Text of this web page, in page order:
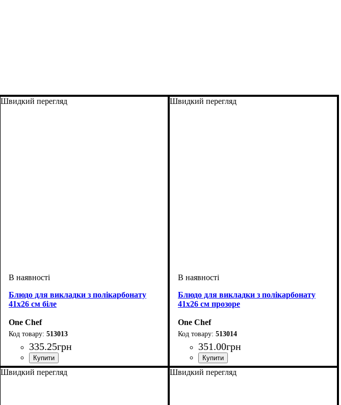
Швидкий перегляд
Блюдо для викладки з полікарбонату
41х26 см біле
One Chef
513013
335.25грн
Швидкий перегляд
Блюдо для викладки з полікарбонату
41х26 см прозоре
One Chef
513014
351.00грн
Швидкий перегляд Швидкий перегляд